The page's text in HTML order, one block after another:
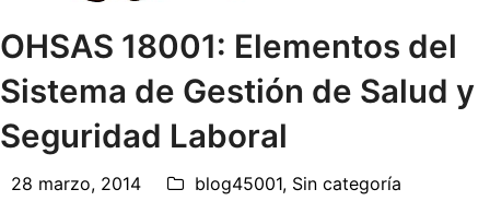
OHSAS 18001: Elementos del
Sistema de Gestión de Salud y
Seguridad Laboral
28 marzo, 2014 blog45001, Sin categoría